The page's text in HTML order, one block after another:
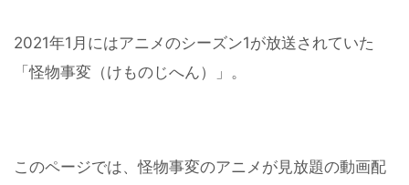
2021年1月にはアニメのシーズン1が放送されていた
「怪物事変（けものじへん）」。
このページでは、怪物事変のアニメが見放題の動画配